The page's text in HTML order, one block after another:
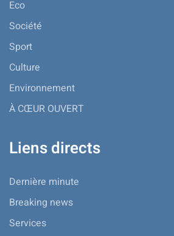
Eco
Société
Sport
Culture
Environnement
À CŒUR OUVERT
Liens directs
Dernière minute
Breaking news
Services